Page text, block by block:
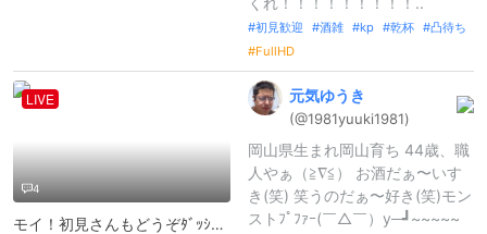
初見歓迎 酒雑 kp 乾杯
凸待ち
FullHD
LIVE
4
モイ！初見さんもどうぞﾀﾞｯｼｭ!≡≡≡ﾍ(*--)ﾉ よろしくKp
元気ゆうき
(@1981yuuki1981)
岡山県生まれ岡山育ち 44歳、職
人やぁ（≧∇≦） お酒だぁ〜いす
き(笑) 笑うのだぁ〜好き(笑)モン
ストﾌﾟﾌｧｰ(￣△￣）y─┛~~~~~